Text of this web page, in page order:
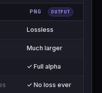
PNG OUTPUT
Lossless
Much larger
✓ Full alpha
✓ No loss ever